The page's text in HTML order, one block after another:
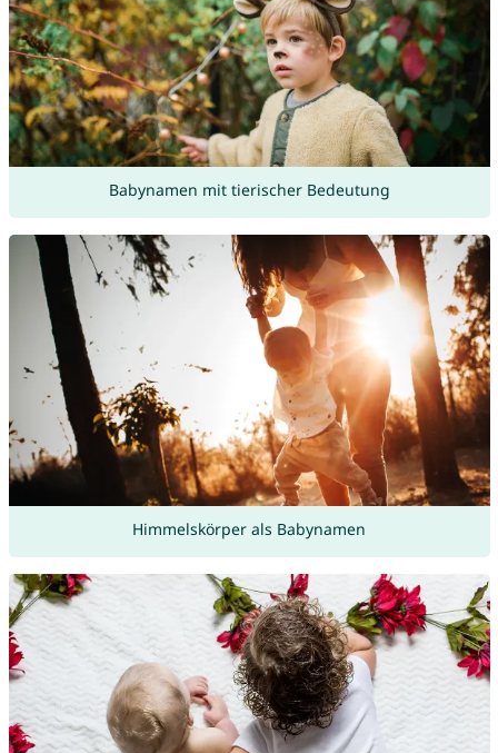
Babynamen mit tierischer Bedeutung
Himmelskörper als Babynamen